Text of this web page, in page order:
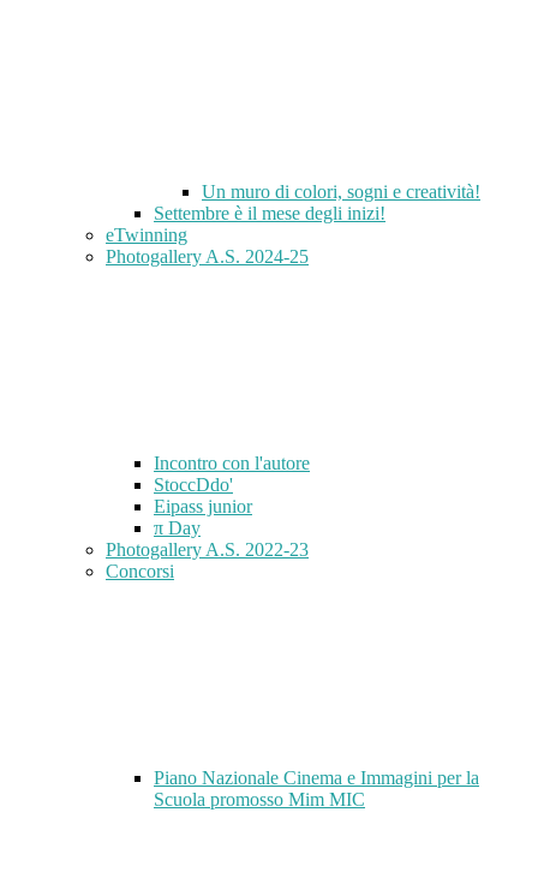
Un muro di colori, sogni e creatività!
Settembre è il mese degli inizi!
eTwinning
Photogallery A.S. 2024-25
Incontro con l'autore
StoccDdo'
Eipass junior
π Day
Photogallery A.S. 2022-23
Concorsi
Piano Nazionale Cinema e Immagini per la
Scuola promosso Mim MIC